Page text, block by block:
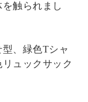
触られまし
型、緑色Tシャ
ュックサック